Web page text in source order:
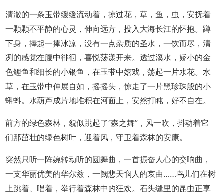
清澈的一条玉带缓缓流动着，掠过花，草，鱼，虫，安抚着
一颗颗不平静的心灵，伸向远方，投入大海长江的怀抱。蹲
下身，捧起一捧冰凉，没有一点杂质的圣水，一饮而尽，清
冽的感觉在腹中徘徊，喜悦荡漾开来。透过溪水，娇小的金
色鲤鱼和细长的小银鱼，在玉带中嬉戏，荡起一片水花。水
草，在玉带中伸展自如，摇摇头，惊走了一片黑珍珠般的小
蝌蚪。水葫芦成片地堆积在河面上，安然打盹，好不自在。
前方的绿色森林，貌似跳起了“森之舞”，风一吹，抖动着它
们那茁壮的绿色树叶，迎着风，守卫着森林的安康。
突然只听一阵婉转动听的圆舞曲，一首振奋人心的交响曲，
一支华丽优美的华尔兹，一阙悲天悯人的哀曲……鸟儿们在树
上跳着、唱着，举行着森林中的狂欢。石头缝里的昆虫正享